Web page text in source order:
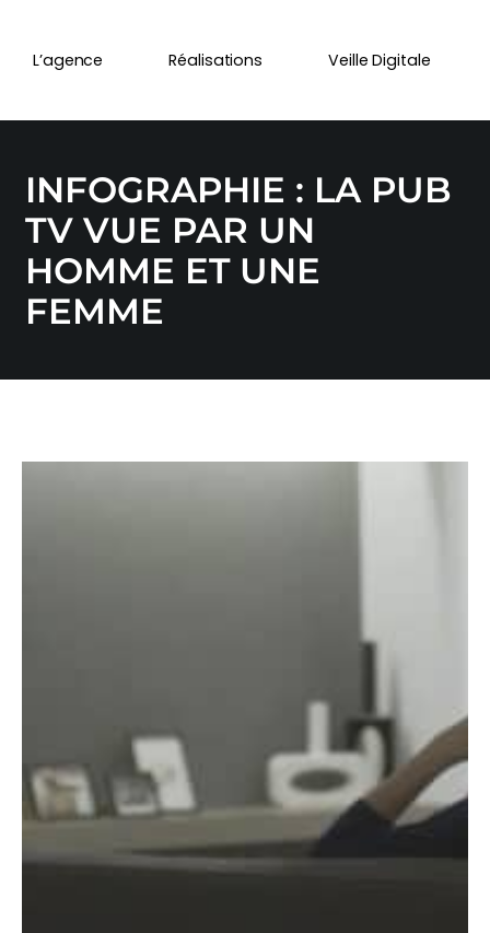
L’agence Réalisations Veille Digitale
INFOGRAPHIE : LA PUB
TV VUE PAR UN
HOMME ET UNE
FEMME